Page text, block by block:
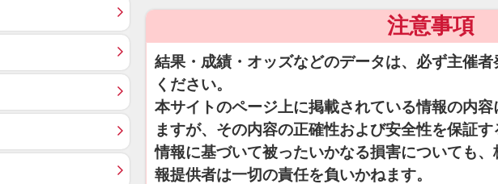
注意事項
結果・成績・オッズなどのデータは、必ず主催
ください。
本サイトのページ上に掲載されている情報の内
ますが、その内容の正確性および安全性を保証
情報に基づいて被ったいかなる損害についても
報提供者は一切の責任を負いかねます。